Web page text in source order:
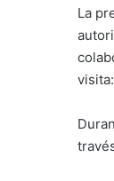
La
visita: